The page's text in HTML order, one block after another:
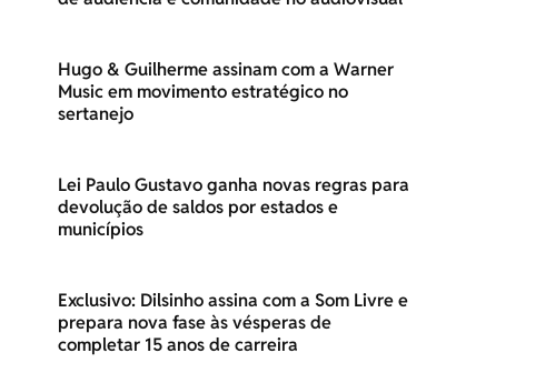
Hugo & Guilherme assinam com a Warner
Music em movimento estratégico no
sertanejo
Lei Paulo Gustavo ganha novas regras para
devolução de saldos por estados e
municípios
Exclusivo: Dilsinho assina com a Som Livre e
prepara nova fase às vésperas de
completar 15 anos de carreira